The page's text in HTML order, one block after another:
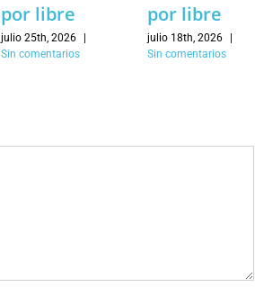
por libre
julio 25th, 2026
Sin comentarios
por libre
julio 18th, 2026
Sin comentarios